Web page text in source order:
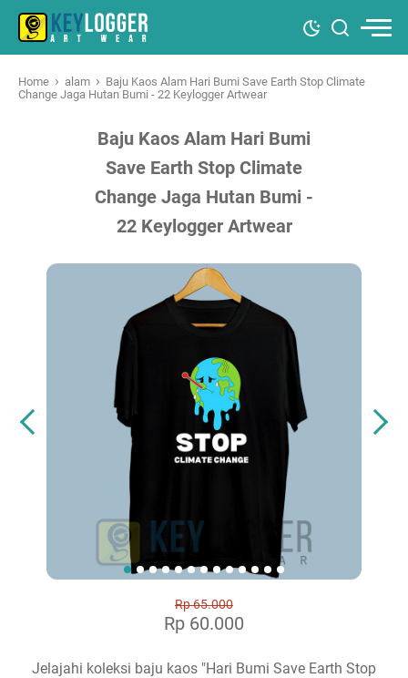
Home › alam › Baju Kaos Alam Hari Bumi Save Earth Stop Climate
Change Jaga Hutan Bumi - 22 Keylogger Artwear
Baju Kaos Alam Hari Bumi
Save Earth Stop Climate
Change Jaga Hutan Bumi -
22 Keylogger Artwear
Rp 65.000
Rp 60.000
Jelajahi koleksi baju kaos "Hari Bumi Save Earth Stop